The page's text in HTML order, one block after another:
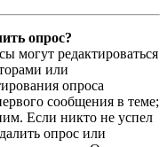
опрос?
могут редактироваться
или
опроса
сообщения в теме;
Если никто не успел
опрос или